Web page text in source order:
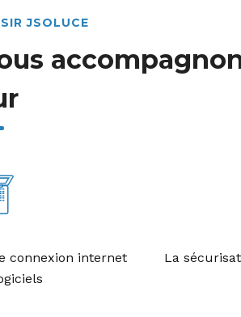
JSOLUCE
connexion internet
La